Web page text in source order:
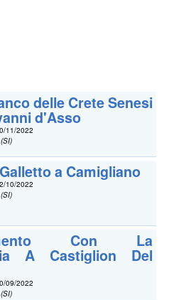
delle Crete Senesi
d'Asso
11/2022
a Camigliano
10/2022
Con La
A Castiglion Del
09/2022